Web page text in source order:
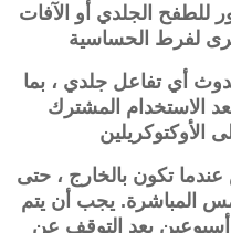
للطفح الجلدي أو الآفات
لفرط الحساسية
أي تفاعل جلدي ، بما
الاستخدام المشترك
الأوكتوكريلين
عندما تكون بالخارج ، حتى
المباشرة. يجب أن يتم
أسبوعين بعد التوقف عن